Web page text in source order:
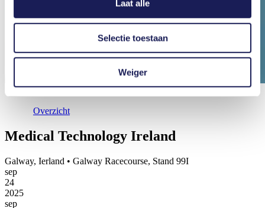
Laat alle
Selectie toestaan
Weiger
Overzicht
Medical Technology Ireland
Galway, Ierland • Galway Racecourse, Stand 99I
sep
24
2025
sep